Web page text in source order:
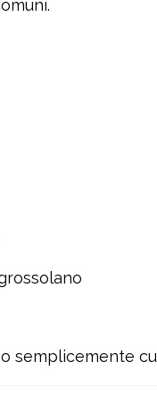
semplicemente